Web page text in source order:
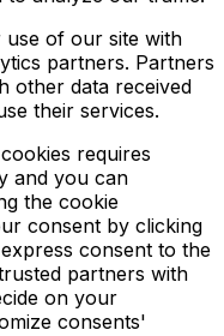
of our site with
partners. Partners
other data received
their services.
requires
and you can
the cookie
consent by clicking
consent to the
partners with
on your
consents'